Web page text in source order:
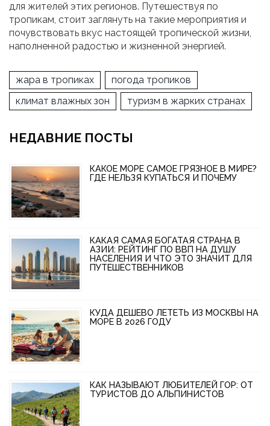
для жителей этих регионов. Путешествуя по
тропикам, стоит заглянуть на такие мероприятия и
почувствовать вкус настоящей тропической жизни,
наполненной радостью и жизненной энергией.
жара в тропиках
погода тропиков
климат влажных зон
туризм в жарких странах
НЕДАВНИЕ ПОСТЫ
КАКОЕ МОРЕ САМОЕ ГРЯЗНОЕ В МИРЕ?
ГДЕ НЕЛЬЗЯ КУПАТЬСЯ И ПОЧЕМУ
КАКАЯ САМАЯ БОГАТАЯ СТРАНА В
АЗИИ: РЕЙТИНГ ПО ВВП НА ДУШУ
НАСЕЛЕНИЯ И ЧТО ЭТО ЗНАЧИТ ДЛЯ
ПУТЕШЕСТВЕННИКОВ
КУДА ДЕШЕВО ЛЕТЕТЬ ИЗ МОСКВЫ НА
МОРЕ В 2026 ГОДУ
КАК НАЗЫВАЮТ ЛЮБИТЕЛЕЙ ГОР: ОТ
ТУРИСТОВ ДО АЛЬПИНИСТОВ